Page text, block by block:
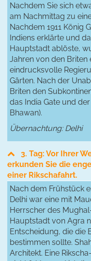
Nachdem Sie sich
am Nachmittag zu
Nachdem 1911 König
Indiens erklärte und
Hauptstadt ablöste,
Jahren von den
eindrucksvolle
Gärten. Nach der
Briten den
das India Gate und
Bhawan).
Übernachtung: Delhi
3. Tag: Vor Ihrer
erkunden Sie die
einer Rikschafahrt.
Nach dem Frühstück
Delhi war eine mit
Herrscher des
Hauptstadt von Agra
Entscheidung, die die
bestimmen sollte.
Architekt. Eine